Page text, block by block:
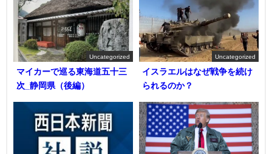
Uncategorized
マイカーで巡る東海道五十三
次_静岡県（後編）
Uncategorized
イスラエルはなぜ戦争を続け
られるのか？